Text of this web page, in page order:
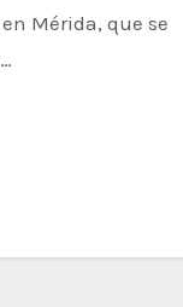
Mérida, que se